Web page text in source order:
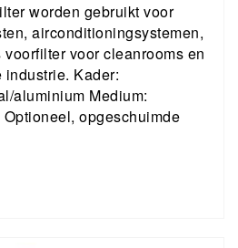
worden gebruikt voor
airconditioningsystemen,
voor cleanrooms en
industrie. Kader:
aluminium Medium:
opgeschuimde